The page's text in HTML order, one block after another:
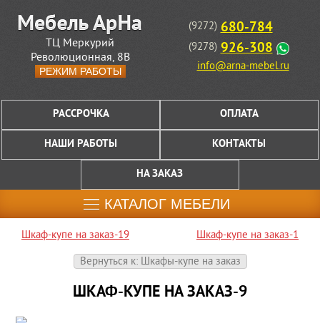
ТЦ Меркурий
Революционная, 8В
РЕЖИМ РАБОТЫ
(9272) 680-784
(9278) 926-308
info@arna-mebel.ru
РАССРОЧКА ОПЛАТА
НАШИ РАБОТЫ КОНТАКТЫ
НА ЗАКАЗ
КАТАЛОГ МЕБЕЛИ
Шкаф-купе на заказ-19
Шкаф-купе на заказ-1
Вернуться к: Шкафы-купе на заказ
ШКАФ-КУПЕ НА ЗАКАЗ-9